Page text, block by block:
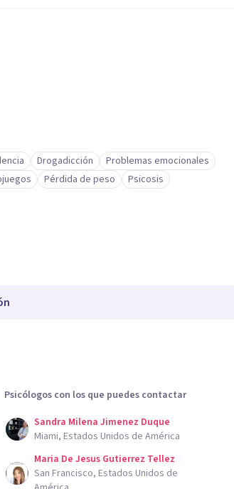
Drogadicción
Problemas emocionales
Pérdida de peso Psicosis
Psicólogos con los que puedes contactar
Sandra Milena Jimenez Duque
Miami, Estados Unidos de América
Maria De Jesus Gutierrez Tellez
San Francisco, Estados Unidos de